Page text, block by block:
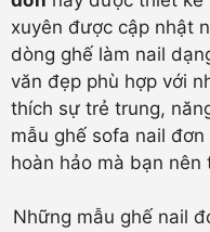
xuyên được cập nhật
dòng ghế làm nail
văn đẹp phù hợp với
thích sự trẻ trung,
mẫu ghế sofa nail
hoàn hảo mà bạn nên
Những mẫu ghế nail